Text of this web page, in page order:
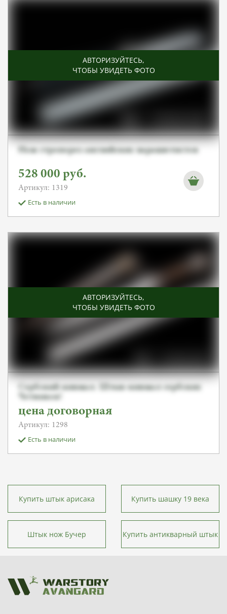
АВТОРИЗУЙТЕСЬ,
ЧТОБЫ УВИДЕТЬ ФОТО
Нож стропорез английских парашютистов
528 000 руб.
Артикул: 1319
Есть в наличии
АВТОРИЗУЙТЕСЬ,
ЧТОБЫ УВИДЕТЬ ФОТО
Сербский кинжал. Штык-кинжал сербских
Четников!
цена договорная
Артикул: 1298
Есть в наличии
Купить штык арисака Купить шашку 19 века
Штык нож Бучер Купить антикварный штык